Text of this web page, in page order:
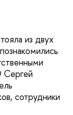
из двух
Сергей
сотрудники